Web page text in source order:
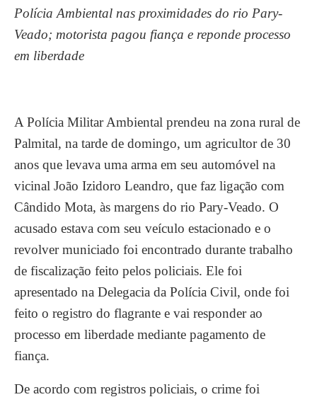
Polícia Ambiental nas proximidades do rio Pary-
Veado; motorista pagou fiança e reponde processo
em liberdade
A Polícia Militar Ambiental prendeu na zona rural de
Palmital, na tarde de domingo, um agricultor de 30
anos que levava uma arma em seu automóvel na
vicinal João Izidoro Leandro, que faz ligação com
Cândido Mota, às margens do rio Pary-Veado. O
acusado estava com seu veículo estacionado e o
revolver municiado foi encontrado durante trabalho
de fiscalização feito pelos policiais. Ele foi
apresentado na Delegacia da Polícia Civil, onde foi
feito o registro do flagrante e vai responder ao
processo em liberdade mediante pagamento de
fiança.
De acordo com registros policiais, o crime foi